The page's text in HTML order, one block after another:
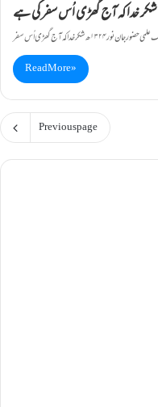
شکر خدا کہ آج گھڑی اُس سفر کی ہے
Read More »
Previous page